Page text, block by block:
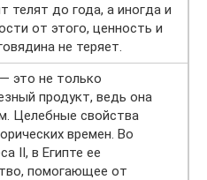
телят до года, а иногда и
от этого, ценность и
не теряет.
это не только
продукт, ведь она
Целебные свойства
времен. Во
II, в Египте ее
помогающее от